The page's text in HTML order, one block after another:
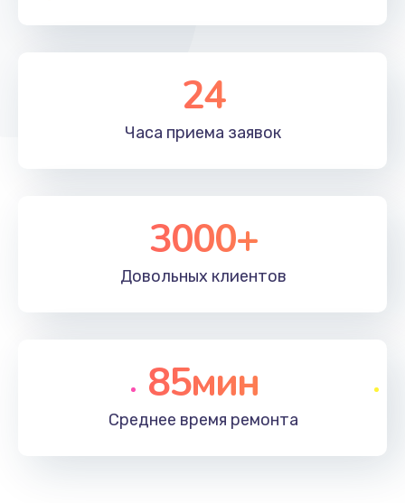
24
Часа приема заявок
3000+
Довольных клиентов
85мин
Среднее время ремонта